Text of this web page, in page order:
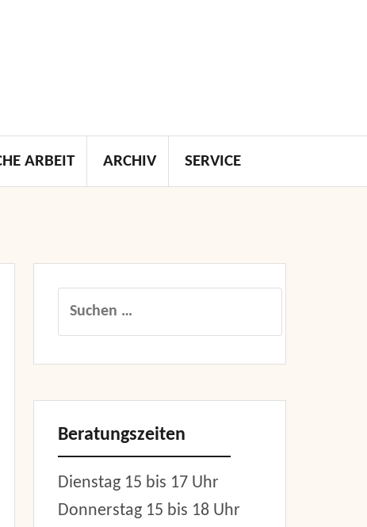
ARBEIT ARCHIV SERVICE
Suchen
Beratungszeiten
Dienstag 15 bis 17 Uhr
Donnerstag 15 bis 18 Uhr